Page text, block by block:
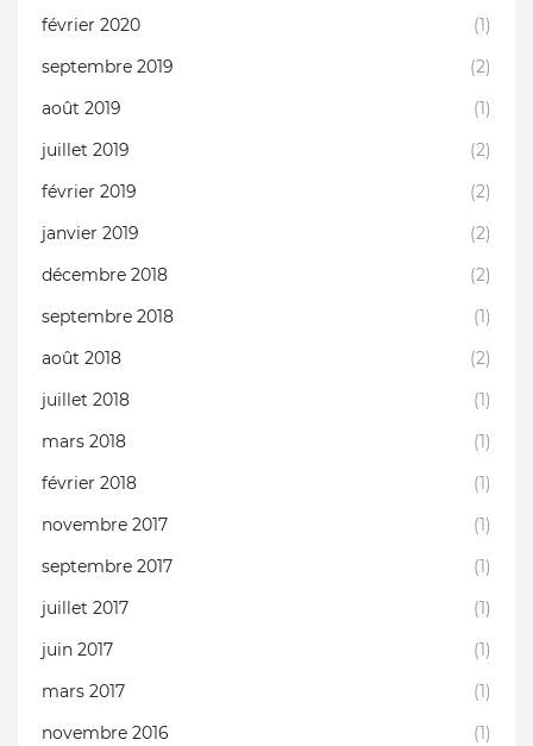
février 2020
(1)
septembre 2019
(2)
août 2019
(1)
juillet 2019
(2)
février 2019
(2)
janvier 2019
(2)
décembre 2018
(2)
septembre 2018
(1)
août 2018
(2)
juillet 2018
(1)
mars 2018
(1)
février 2018
(1)
novembre 2017
(1)
septembre 2017
(1)
juillet 2017
(1)
juin 2017
(1)
mars 2017
(1)
novembre 2016
(1)